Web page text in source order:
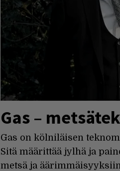
Gas –
Gas on kölniläisen
Sitä määrittää jylhä ja
metsä ja